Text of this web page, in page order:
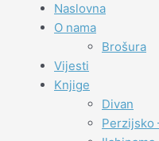
Naslovna
O nama
Brošura
Vijesti
Knjige
Divan
Perzijsko